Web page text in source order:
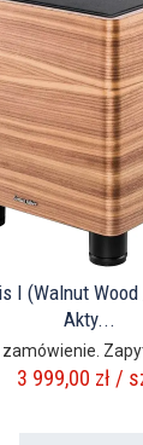
I (Walnut
Akty...
3 999,00 zł /